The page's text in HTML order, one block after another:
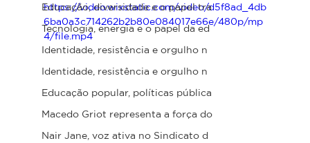
Educação, diversidade e o papel tra
Tecnologia, energia e o papel da ed
Identidade, resistência e orgulho n
Identidade, resistência e orgulho n
Educação popular, políticas pública
Macedo Griot representa a força do
Nair Jane, voz ativa no Sindicato d
https://video.wixstatic.com/video/d5f8ad_4db
6ba0a3c714262b2b80e084017e66e/480p/mp
4/file.mp4